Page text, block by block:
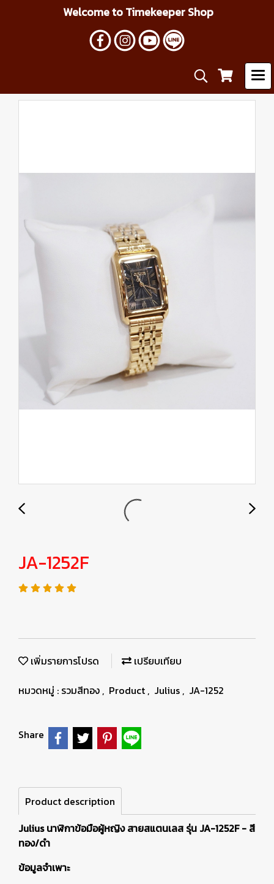
Welcome to Timekeeper Shop
JA-1252F
เพิ่มรายการโปรด
เปรียบเทียบ
หมวดหมู่ : รวมสีทอง , Product , Julius , JA-1252
Share
Product description
Julius นาฬิกาข้อมือผู้หญิง สายสแตนเลส รุ่น JA-1252F - สี
ทอง/ดำ
ข้อมูลจำเพาะ